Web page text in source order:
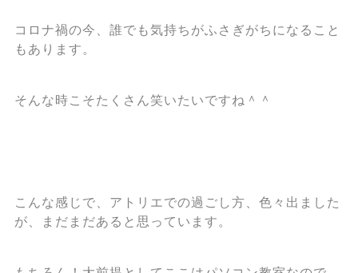
コロナ禍の今、誰でも気持ちがふさぎがちになること
もあります。
そんな時こそたくさん笑いたいですね＾＾
こんな感じで、アトリエでの過ごし方、色々出ました
が、まだまだあると思っています。